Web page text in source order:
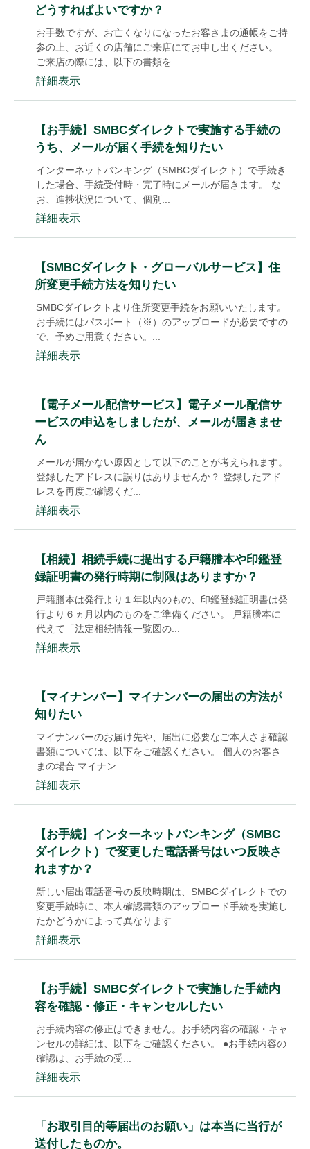
どうすればよいですか？
お手数ですが、お亡くなりになったお客さまの通帳をご持
参の上、お近くの店舗にご来店にてお申し出ください。
ご来店の際には、以下の書類を...
詳細表示
【お手続】SMBCダイレクトで実施する手続の
うち、メールが届く手続を知りたい
インターネットバンキング（SMBCダイレクト）で手続き
した場合、手続受付時・完了時にメールが届きます。 な
お、進捗状況について、個別...
詳細表示
【SMBCダイレクト・グローバルサービス】住
所変更手続方法を知りたい
SMBCダイレクトより住所変更手続をお願いいたします。
お手続にはパスポート（※）のアップロードが必要ですの
で、予めご用意ください。...
詳細表示
【電子メール配信サービス】電子メール配信サ
ービスの申込をしましたが、メールが届きませ
ん
メールが届かない原因として以下のことが考えられます。
登録したアドレスに誤りはありませんか？ 登録したアド
レスを再度ご確認くだ...
詳細表示
【相続】相続手続に提出する戸籍謄本や印鑑登
録証明書の発行時期に制限はありますか？
戸籍謄本は発行より１年以内のもの、印鑑登録証明書は発
行より６ヵ月以内のものをご準備ください。 戸籍謄本に
代えて「法定相続情報一覧図の...
詳細表示
【マイナンバー】マイナンバーの届出の方法が
知りたい
マイナンバーのお届け先や、届出に必要なご本人さま確認
書類については、以下をご確認ください。 個人のお客さ
まの場合 マイナン...
詳細表示
【お手続】インターネットバンキング（SMBC
ダイレクト）で変更した電話番号はいつ反映さ
れますか？
新しい届出電話番号の反映時期は、SMBCダイレクトでの
変更手続時に、本人確認書類のアップロード手続を実施し
たかどうかによって異なります...
詳細表示
【お手続】SMBCダイレクトで実施した手続内
容を確認・修正・キャンセルしたい
お手続内容の修正はできません。お手続内容の確認・キャ
ンセルの詳細は、以下をご確認ください。 ●お手続内容の
確認は、お手続の受...
詳細表示
「お取引目的等届出のお願い」は本当に当行が
送付したものか。